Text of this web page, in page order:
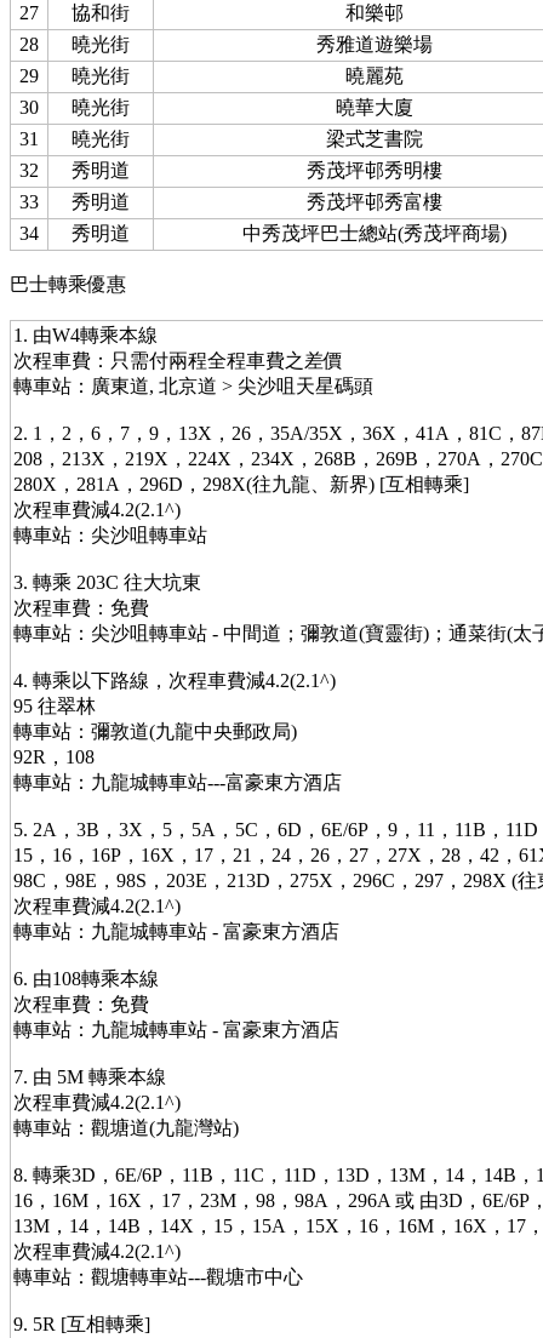
27 協和街
和樂邨
28
曉光街
秀雅道遊樂場
29
曉光街
曉麗苑
30
曉光街
曉華大廈
31
曉光街
梁式芝書院
32
秀明道
秀茂坪邨秀明樓
33
秀明道
秀茂坪邨秀富樓
34
秀明道 中秀茂坪巴士總站(秀茂坪商場)
巴士轉乘優惠
1. 由W4轉乘本線
次程車費：只需付兩程全程車費之差價
轉車站：廣東道, 北京道 > 尖沙咀天星碼頭
2. 1，2，6，7，9，13X，26，35A/35X，36X，41A，81C，
208，213X，219X，224X，234X，268B，269B，270A，
280X，281A，296D，298X(往九龍、新界) [互相轉乘]
次程車費減4.2(2.1^)
轉車站：尖沙咀轉車站
3. 轉乘 203C 往大坑東
次程車費：免費
轉車站：尖沙咀轉車站 - 中間道；彌敦道(寶靈街)；通菜街(太
4. 轉乘以下路線，次程車費減4.2(2.1^)
95 往翠林
轉車站：彌敦道(九龍中央郵政局)
92R，108
轉車站：九龍城轉車站---富豪東方酒店
5. 2A，3B，3X，5，5A，5C，6D，6E/6P，9，11，11B，
15，16，16P，16X，17，21，24，26，27，27X，28，42，
98C，98E，98S，203E，213D，275X，296C，297，298X (
次程車費減4.2(2.1^)
轉車站：九龍城轉車站 - 富豪東方酒店
6. 由108轉乘本線
次程車費：免費
轉車站：九龍城轉車站 - 富豪東方酒店
7. 由 5M 轉乘本線
次程車費減4.2(2.1^)
轉車站：觀塘道(九龍灣站)
8. 轉乘3D，6E/6P，11B，11C，11D，13D，13M，14，14B
16，16M，16X，17，23M，98，98A，296A 或 由3D，6E/6P
13M，14，14B，14X，15，15A，15X，16，16M，16X，17
次程車費減4.2(2.1^)
轉車站：觀塘轉車站---觀塘市中心
9. 5R [互相轉乘]